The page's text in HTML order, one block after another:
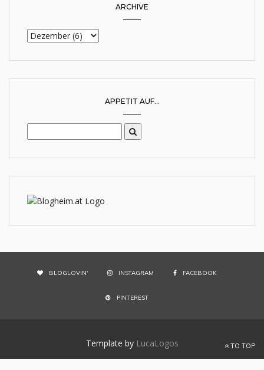
ARCHIVE
APPETIT AUF...
BLOGLOVIN' INSTAGRAM FACEBOOK
PINTEREST
Template by LucaLogos TO TOP